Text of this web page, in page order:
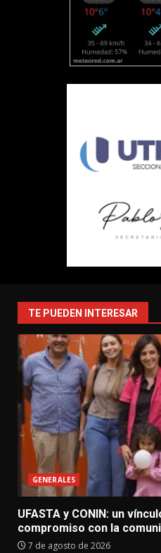
TE PUEDEN INTERESAR
GENERALES
UFASTA y CONIN: un
compromiso con la
7 de agosto de 2026